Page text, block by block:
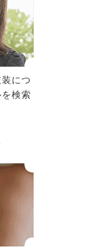
につ
検索